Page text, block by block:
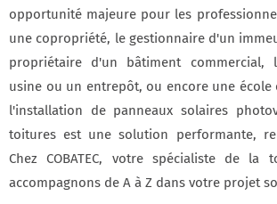
opportunité majeure pour les
une copropriété, le gestionnaire d'un
propriétaire d'un bâtiment commercial,
usine ou un entrepôt, ou encore une école
l'installation de panneaux solaires
toitures est une solution performante,
Chez COBATEC, votre spécialiste de la
accompagnons de A à Z dans votre projet